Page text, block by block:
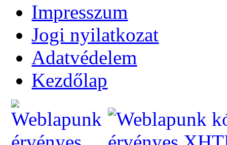
Impresszum
Jogi nyilatkozat
Adatvédelem
Kezdőlap